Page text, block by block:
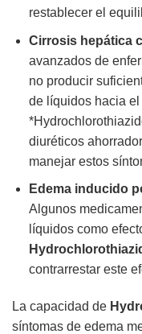
restablecer el
Cirrosis hepática
avanzados de
no producir
de líquidos hacia
diuréticos
manejar estos
Edema inducido
Algunos
líquidos como
contrarrestar este
La capacidad de
síntomas de edema